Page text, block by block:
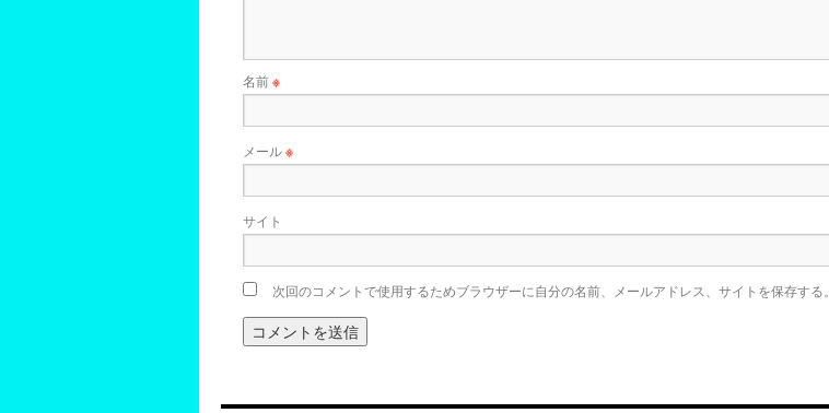
名前※
メール※
サイト
次回のコメントで使用するためブラウザーに自分の名前、メールアドレス、サイトを保存する。